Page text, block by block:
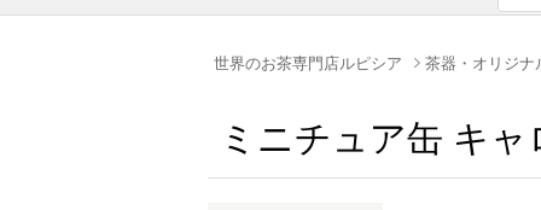
世界のお茶専門店ルピシア 茶器・オリジナ
ミニチュア缶 キャ